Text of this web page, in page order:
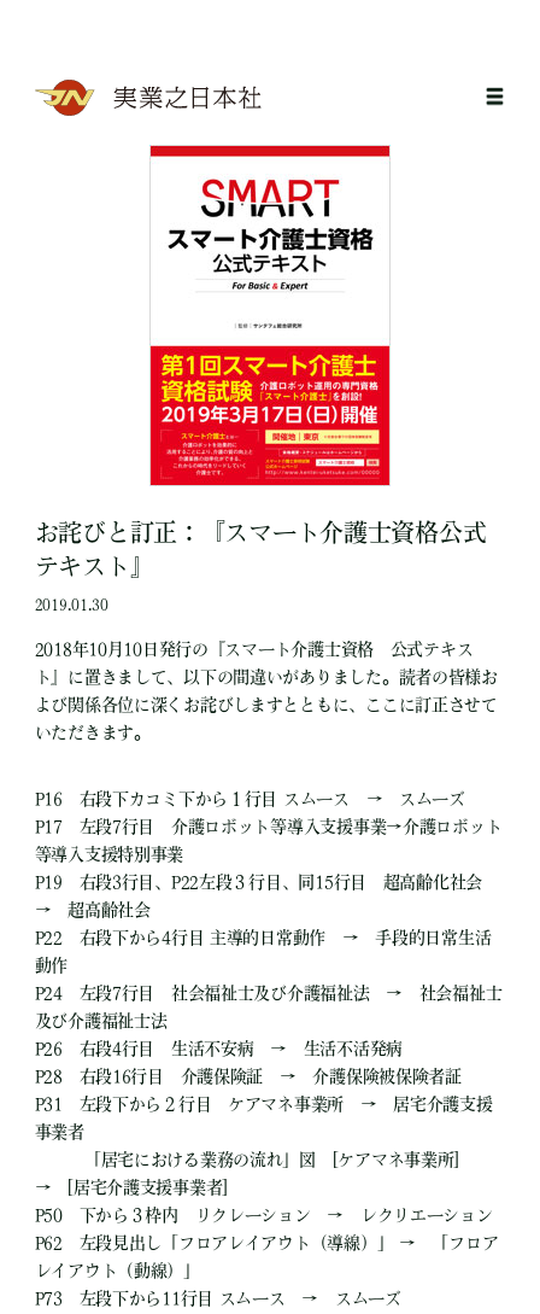
お詫びと訂正：『スマート介護士資格公式
テキスト』
2019.01.30
2018年10月10日発行の『スマート介護士資格 公式テキス
ト』に置きまして、以下の間違いがありました。読者の皆様お
よび関係各位に深くお詫びしますとともに、ここに訂正させて
いただきます。
P16 右段下カコミ下から１行目 スムース → スムーズ
P17 左段7行目 介護ロボット等導入支援事業→介護ロボット
等導入支援特別事業
P19 右段3行目、P22左段３行目、同15行目 超高齢化社会
→ 超高齢社会
P22 右段下から4行目 主導的日常動作 → 手段的日常生活
動作
P24 左段7行目 社会福祉士及び介護福祉法 → 社会福祉士
及び介護福祉士法
P26 右段4行目 生活不安病 → 生活不活発病
P28 右段16行目 介護保険証 → 介護保険被保険者証
P31 左段下から２行目 ケアマネ事業所 → 居宅介護支援
事業者
「居宅における業務の流れ」図 [ケアマネ事業所]
→ [居宅介護支援事業者]
P50 下から３枠内 リクレーション → レクリエーション
P62 左段見出し「フロアレイアウト（導線）」 → 「フロア
レイアウト（動線）」
P73 左段下から11行目 スムース → スムーズ